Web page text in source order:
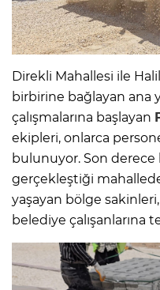
Direkli Mahallesi ile
birbirine bağlayan ana
çalışmalarına başlayan
ekipleri, onlarca
bulunuyor. Son derece
gerçekleştiği
yaşayan bölge
belediye çalışanlarına